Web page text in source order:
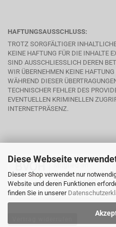
Diese Webseite
Dieser Shop verwendet nur
Website und deren Funktionen
finden Sie in unserer
HAFTUNGSAUSSCHLUSS:
TROTZ SORGFÄLTIGER
KEINE HAFTUNG FÜR DIE INHALTE
SIND AUSSCHLIESSLICH DEREN
WIR ÜBERNEHMEN KEINE
WÄHREND DIESER
TECHNISCHER FEHLER DES
EVENTUELLEN KRIMINELLEN
INTERNETPRÄSENZ.